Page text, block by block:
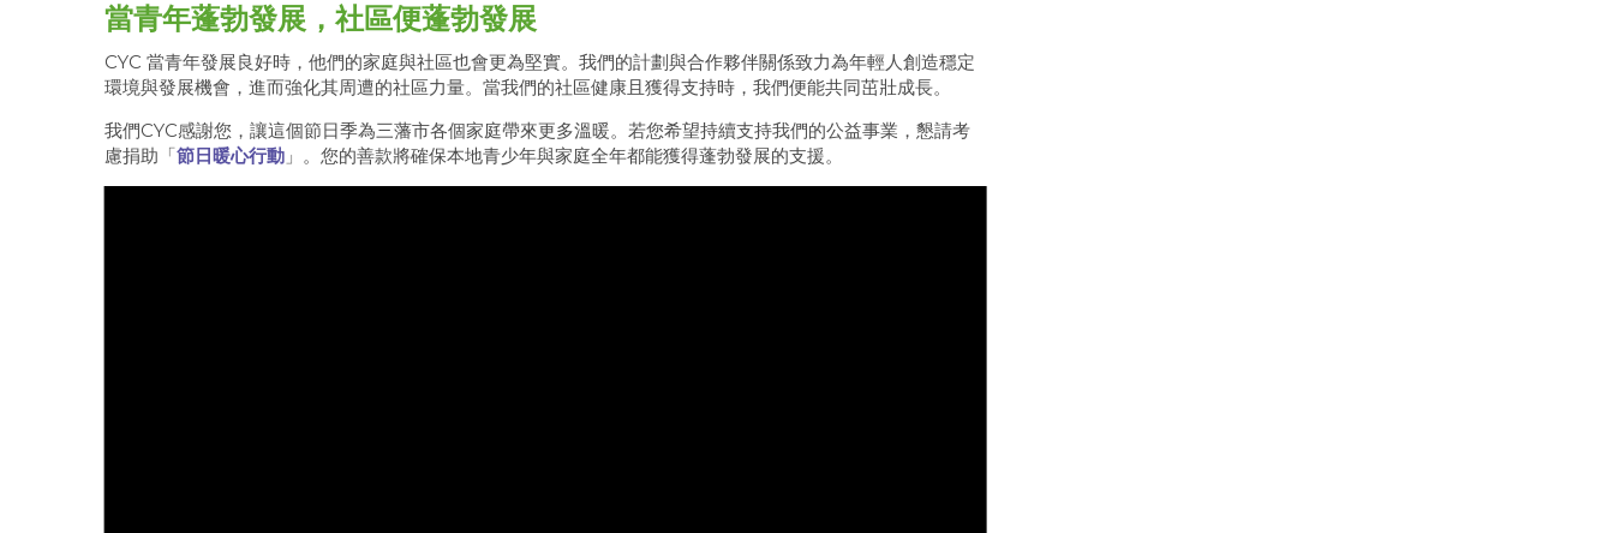
當青年蓬勃發展，社區便蓬勃發展
CYC 當青年發展良好時，他們的家庭與社區也會更為堅實。我們的計劃與合作夥伴關係致力為年輕人創造穩定
環境與發展機會，進而強化其周遭的社區力量。當我們的社區健康且獲得支持時，我們便能共同茁壯成長。
我們CYC感謝您，讓這個節日季為三藩市各個家庭帶來更多溫暖。若您希望持續支持我們的公益事業，懇請考
慮捐助「節日暖心行動」。您的善款將確保本地青少年與家庭全年都能獲得蓬勃發展的支援。